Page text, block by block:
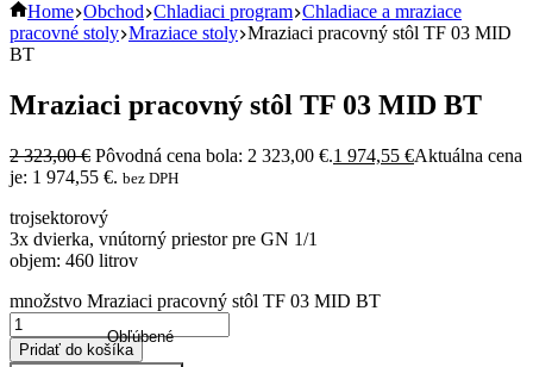
Home Obchod Chladiaci program Chladiace a mraziace
pracovné stoly Mraziace stoly Mraziaci pracovný stôl TF 03 MID
BT
Mraziaci pracovný stôl TF 03 MID BT
2 323,00€ Pôvodná cena bola: 2 323,00 €.1 974,55 €Aktuálna cena
je: 1 974,55 €. bez DPH
trojsektorový
3x dvierka, vnútorný priestor pre GN 1/1
objem: 460 litrov
množstvo Mraziaci pracovný stôl TF 03 MID BT
Pridať do košíka
Obľúbené